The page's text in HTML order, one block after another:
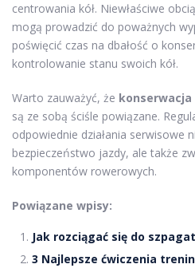
centrowania kół. Niewłaściwe
mogą prowadzić do poważnych
poświęcić czas na dbałość o
kontrolowanie stanu swoich kół.
Warto zauważyć, że konserwacja
są ze sobą ściśle powiązane.
odpowiednie działania serwisowe
bezpieczeństwo jazdy, ale także
komponentów rowerowych.
Powiązane wpisy:
Jak rozciągać się do
3 Najlepsze ćwiczenia